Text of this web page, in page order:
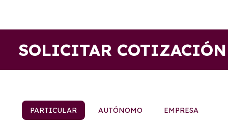
SOLICITAR COTIZACIÓN
PARTICULAR AUTÓNOMO EMPRESA